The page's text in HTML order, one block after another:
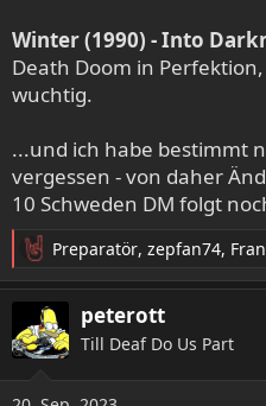
Winter (1990) - Into
Death Doom in
wuchtig.
...und ich habe bestimmt
vergessen - von daher
10 Schweden DM folgt
R
e
a
k
t
Preparatör, zepfan74,
peterott
Till Deaf Do Us Part